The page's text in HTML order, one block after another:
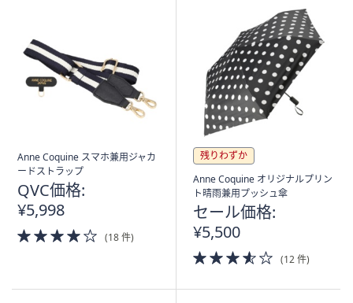
Anne Coquine スマホ兼用ジャカ
ードストラップ
QVC価格:
¥5,998
4.0
of
(18 件)
残りわずか
Anne Coquine オリジナルプリン
ト晴雨兼用プッシュ傘
セール価格:
¥5,500
3.5
of
(12 件)